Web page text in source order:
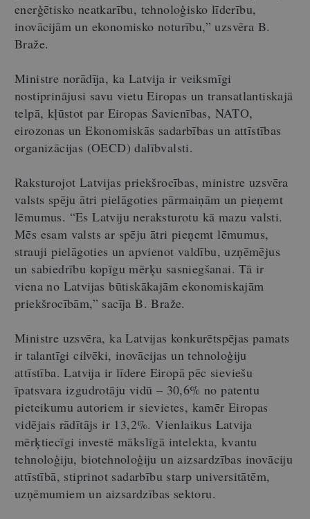
enerģētisko neatkarību, tehnoloģisko līderību,
inovācijām un ekonomisko noturību,” uzsvēra B.
Braže.
Ministre norādīja, ka Latvija ir veiksmīgi
nostiprinājusi savu vietu Eiropas un transatlantiskajā
telpā, kļūstot par Eiropas Savienības, NATO,
eirozonas un Ekonomiskās sadarbības un attīstības
organizācijas (OECD) dalībvalsti.
Raksturojot Latvijas priekšrocības, ministre uzsvēra
valsts spēju ātri pielāgoties pārmaiņām un pieņemt
lēmumus. “Es Latviju neraksturotu kā mazu valsti.
Mēs esam valsts ar spēju ātri pieņemt lēmumus,
strauji pielāgoties un apvienot valdību, uzņēmējus
un sabiedrību kopīgu mērķu sasniegšanai. Tā ir
viena no Latvijas būtiskākajām ekonomiskajām
priekšrocībām,” sacīja B. Braže.
Ministre uzsvēra, ka Latvijas konkurētspējas pamats
ir talantīgi cilvēki, inovācijas un tehnoloģiju
attīstība. Latvija ir līdere Eiropā pēc sieviešu
īpatsvara izgudrotāju vidū – 30,6% no patentu
pieteikumu autoriem ir sievietes, kamēr Eiropas
vidējais rādītājs ir 13,2%. Vienlaikus Latvija
mērķtiecīgi investē mākslīgā intelekta, kvantu
tehnoloģiju, biotehnoloģiju un aizsardzības inovāciju
attīstībā, stiprinot sadarbību starp universitātēm,
uzņēmumiem un aizsardzības sektoru.